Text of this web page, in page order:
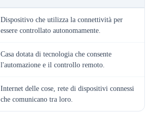
Dispositivo che utilizza la connettività per
essere controllato autonomamente.
Casa dotata di tecnologia che consente
l'automazione e il controllo remoto.
Internet delle cose, rete di dispositivi connessi
che comunicano tra loro.